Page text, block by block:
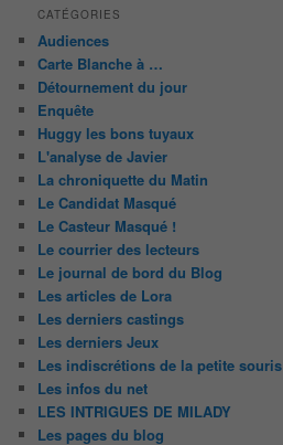
CATÉGORIES
Audiences
Carte Blanche à …
Détournement du jour
Enquête
Huggy les bons tuyaux
L'analyse de Javier
La chroniquette du Matin
Le Candidat Masqué
Le Casteur Masqué !
Le courrier des lecteurs
Le journal de bord du Blog
Les articles de Lora
Les derniers castings
Les derniers Jeux
Les indiscrétions de la petite souris
Les infos du net
LES INTRIGUES DE MILADY
Les pages du blog